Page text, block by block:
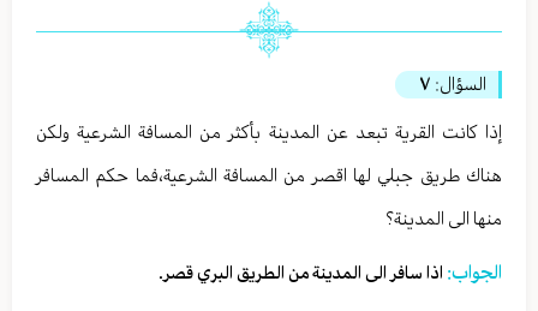
السؤال: ٧
إذا كانت القرية تبعد عن المدينة بأكثر من المسافة الشرعية ولكن
هناك طريق جبلي لها اقصر من المسافة الشرعية،فما حكم المسافر
منها الى المدينة؟
الجواب: اذا سافر الى المدينة من الطريق البري قصر.